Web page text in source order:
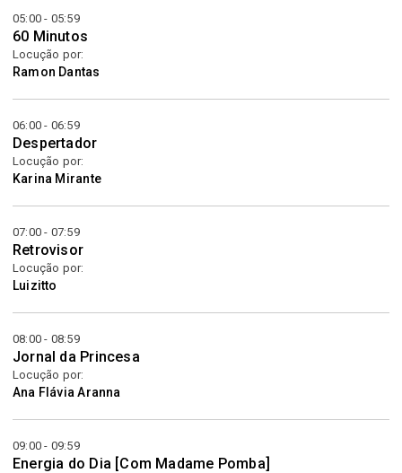
05:00 - 05:59
60 Minutos
Locução por:
Ramon Dantas
06:00 - 06:59
Despertador
Locução por:
Karina Mirante
07:00 - 07:59
Retrovisor
Locução por:
Luizitto
08:00 - 08:59
Jornal da Princesa
Locução por:
Ana Flávia Aranna
09:00 - 09:59
Energia do Dia [Com Madame Pomba]